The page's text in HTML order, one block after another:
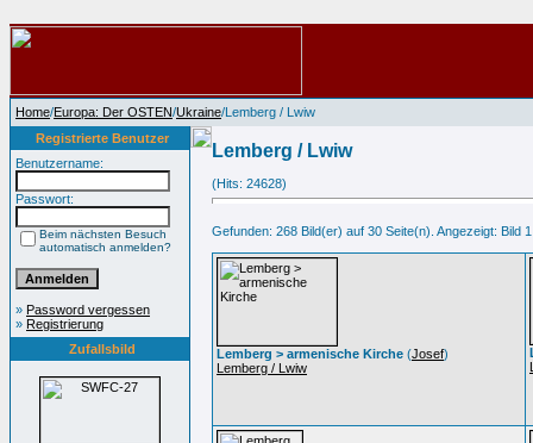
Home/Europa: Der OSTEN/Ukraine/Lemberg / Lwiw
Registrierte Benutzer
Benutzername:
Passwort:
Beim nächsten Besuch
automatisch anmelden?
» Password vergessen
» Registrierung
Zufallsbild
Lemberg / Lwiw
(Hits: 24628)
Gefunden: 268 Bild(er) auf 30 Seite(n). Angezeigt: Bild
Lemberg > armenische Kirche (Josef)
Lemberg / Lwiw